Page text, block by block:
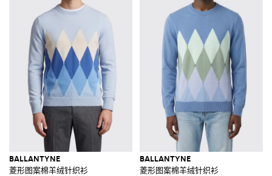
BALLANTYNE
菱形图案棉羊绒针织衫
BALLANTYNE
菱形图案棉羊绒针织衫